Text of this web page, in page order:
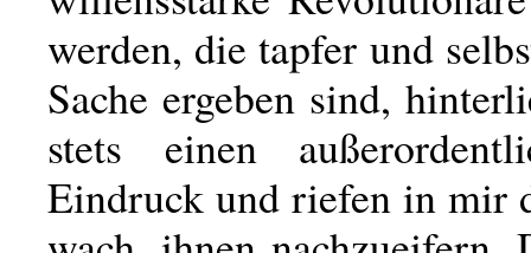
werden, die tapfer und
Sache ergeben sind,
stets einen
Eindruck und riefen in mir